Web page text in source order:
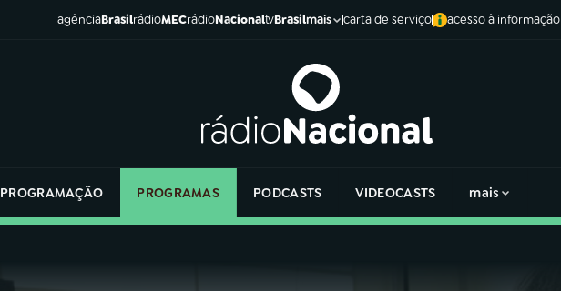
agênciaBrasilrádioMECrádioNacionaltvBrasilmais carta de serviço acesso à informação
PROGRAMAÇÃO PROGRAMAS PODCASTS VIDEOCASTS mais